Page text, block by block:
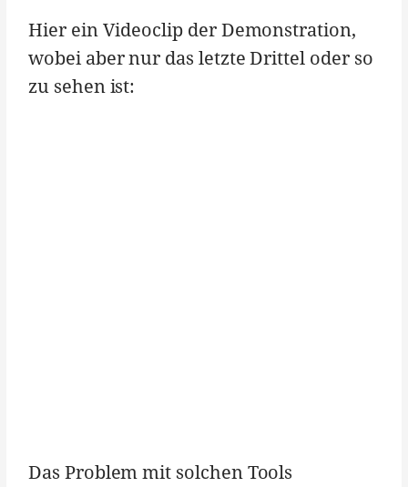
Hier ein Videoclip der Demonstration,
wobei aber nur das letzte Drittel oder so
zu sehen ist:
Das Problem mit solchen Tools